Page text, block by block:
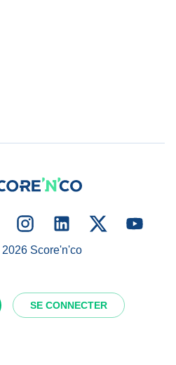
SE CONNECTER
2026Score'n'co